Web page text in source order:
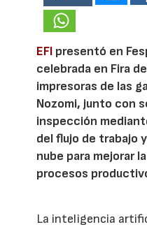
EFI presentó en
celebrada en Fira
impresoras de las
Nozomi, junto con
inspección
del flujo de trabajo
nube para mejorar
procesos
La inteligencia